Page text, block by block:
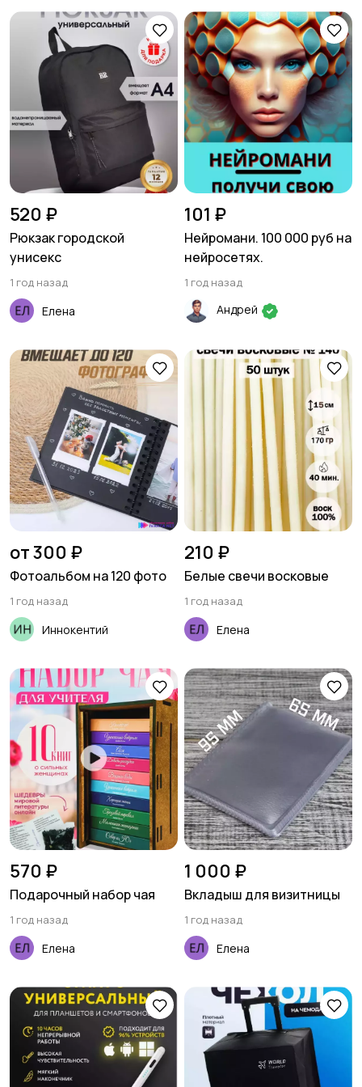
520 ₽
Рюкзак городской
унисекс
1 год назад
Елена
101 ₽
Нейромани. 100 000 руб на
нейросетях.
1 год назад
Андрей
от 300 ₽
Фотоальбом на 120 фото
1 год назад
Иннокентий
210 ₽
Белые свечи восковые
1 год назад
Елена
570 ₽
Подарочный набор чая
1 год назад
Елена
1 000 ₽
Вкладыш для визитницы
1 год назад
Елена